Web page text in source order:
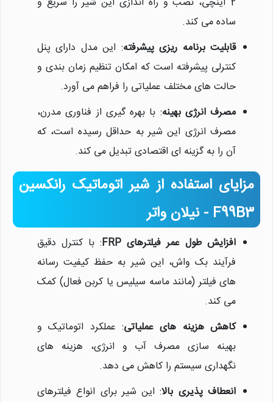
ساده می کند.
قابلیت برنامه ریزی پیشرفته: این مدل دارای پنل
کنترلی پیشرفته است که امکان تنظیم زمان بندی و
حالت های مختلف عملیاتی را فراهم می آورد.
مصرف انرژی بهینه: با بهره گیری از فناوری مدرن،
مصرف انرژی این شیر به حداقل رسیده است، که
آن را به گزینه ای اقتصادی تبدیل می کند.
مزایای استفاده از شیر اتوماتیک رانکسین
F99B3 - نیلان واتر
افزایش طول عمر فیلترهای FRP
: با کنترل دقیق
فرآیند بک واش، این شیر به حفظ کیفیت رسانه
های فیلتر (مانند ماسه سیلیس یا کربن فعال) کمک
می کند.
کاهش هزینه های عملیاتی: عملکرد اتوماتیک و
بهینه سازی مصرف آب و انرژی، هزینه های
نگهداری سیستم را کاهش می دهد.
انعطاف پذیری بالا: این شیر برای انواع فیلترهای
نیلان واتر
هستیم.